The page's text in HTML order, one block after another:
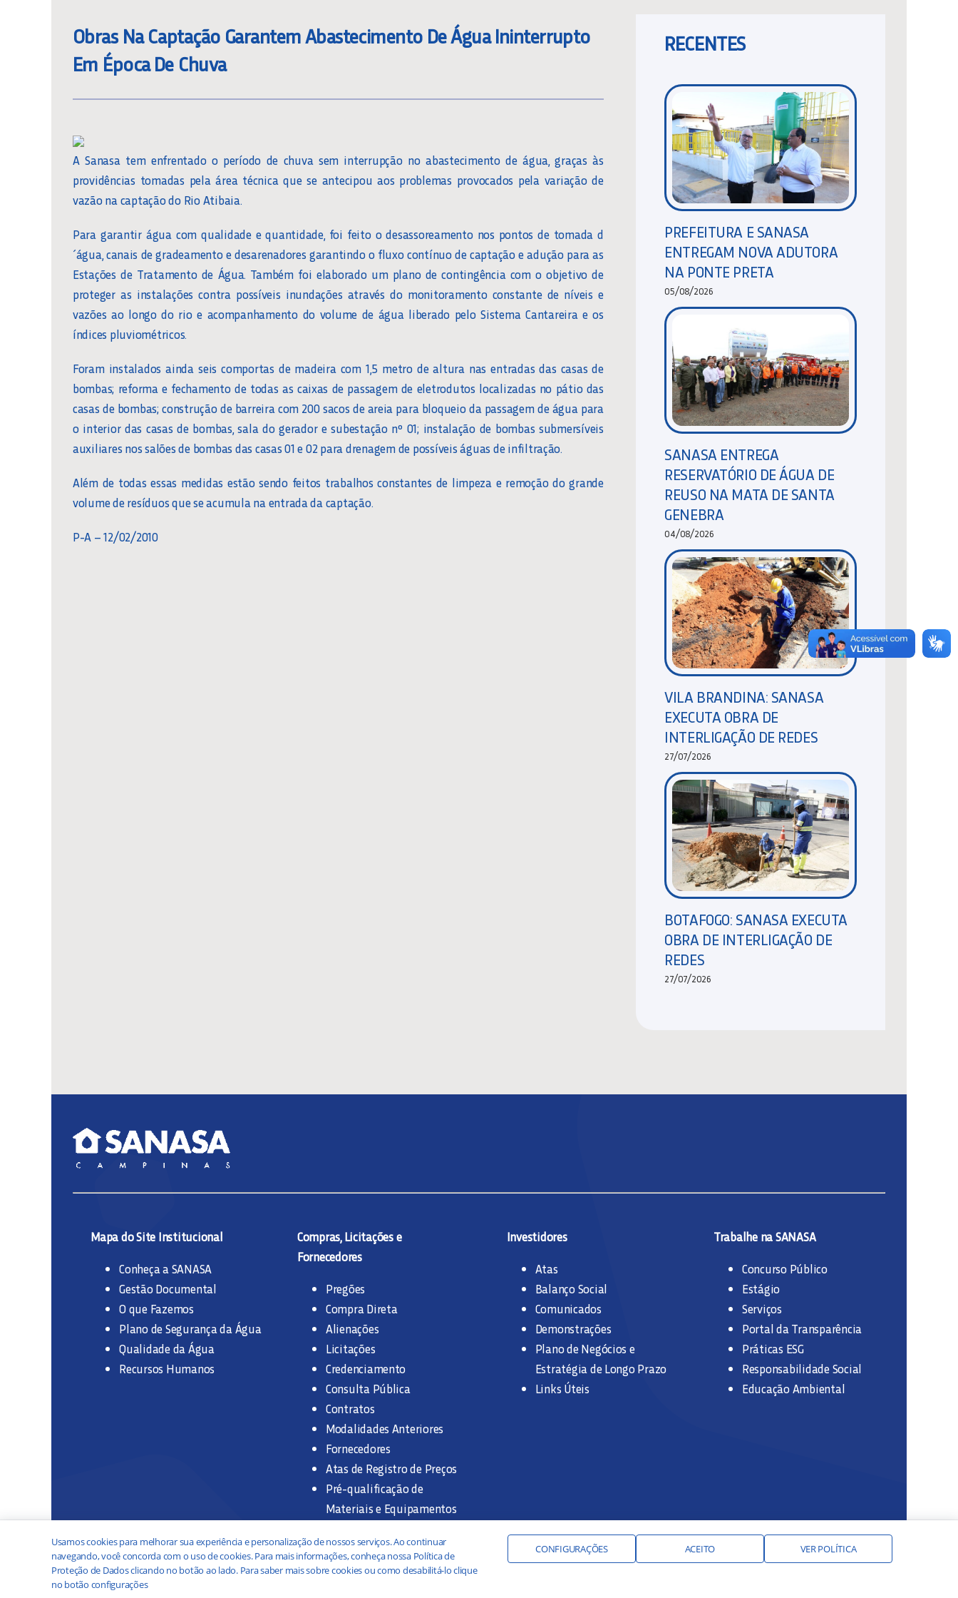
Obras Na Captação Garantem Abastecimento De Água Ininterrupto
Em Época De Chuva
A Sanasa tem enfrentado o período de chuva sem interrupção no abastecimento de água, graças às
providências tomadas pela área técnica que se antecipou aos problemas provocados pela variação de
vazão na captação do Rio Atibaia.
Para garantir água com qualidade e quantidade, foi feito o desassoreamento nos pontos de tomada d
´água, canais de gradeamento e desarenadores garantindo o fluxo contínuo de captação e adução para as
Estações de Tratamento de Água. Também foi elaborado um plano de contingência com o objetivo de
proteger as instalações contra possíveis inundações através do monitoramento constante de níveis e
vazões ao longo do rio e acompanhamento do volume de água liberado pelo Sistema Cantareira e os
índices pluviométricos.
Foram instalados ainda seis comportas de madeira com 1,5 metro de altura nas entradas das casas de
bombas; reforma e fechamento de todas as caixas de passagem de eletrodutos localizadas no pátio das
casas de bombas; construção de barreira com 200 sacos de areia para bloqueio da passagem de água para
o interior das casas de bombas, sala do gerador e subestação nº 01; instalação de bombas submersíveis
auxiliares nos salões de bombas das casas 01 e 02 para drenagem de possíveis águas de infiltração.
Além de todas essas medidas estão sendo feitos trabalhos constantes de limpeza e remoção do grande
volume de resíduos que se acumula na entrada da captação.
P-A – 12/02/2010
RECENTES
PREFEITURA E SANASA
ENTREGAM NOVA ADUTORA
NA PONTE PRETA
05/08/2026
SANASA ENTREGA
RESERVATÓRIO DE ÁGUA DE
REUSO NA MATA DE SANTA
GENEBRA
04/08/2026
VILA BRANDINA: SANASA
EXECUTA OBRA DE
INTERLIGAÇÃO DE REDES
27/07/2026
BOTAFOGO: SANASA EXECUTA
OBRA DE INTERLIGAÇÃO DE
REDES
27/07/2026
Mapa do Site Institucional
Conheça a SANASA
Gestão Documental
O que Fazemos
Plano de Segurança da Água
Qualidade da Água
Recursos Humanos
Compras, Licitações e
Fornecedores
Pregões
Compra Direta
Alienações
Licitações
Credenciamento
Consulta Pública
Contratos
Modalidades Anteriores
Fornecedores
Atas de Registro de Preços
Pré-qualificação de
Materiais e Equipamentos
Documentação Interna
Investidores
Atas
Balanço Social
Comunicados
Demonstrações
Plano de Negócios e
Estratégia de Longo Prazo
Links Úteis
Trabalhe na SANASA
Concurso Público
Estágio
Serviços
Portal da Transparência
Práticas ESG
Responsabilidade Social
Educação Ambiental
Usamos cookies para melhorar sua experiência e personalização de nossos serviços. Ao continuar
navegando, você concorda com o uso de cookies. Para mais informações, conheça nossa Política de
Proteção de Dados clicando no botão ao lado. Para saber mais sobre cookies ou como desabilitá-lo clique
no botão configurações
CONFIGURAÇÕES ACEITO VER POLÍTICA